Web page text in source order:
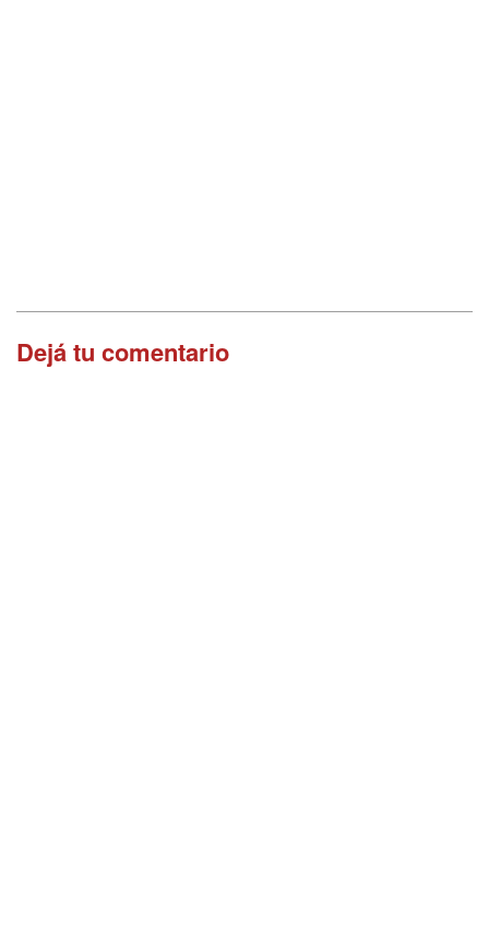
Dejá tu comentario